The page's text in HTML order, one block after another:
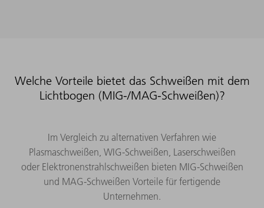
Welche Vorteile bietet das Schweißen mit dem
Lichtbogen (MIG-/MAG-Schweißen)?
Im Vergleich zu alternativen Verfahren wie
Plasmaschweißen, WIG-Schweißen, Laserschweißen
oder Elektronenstrahlschweißen bieten MIG-Schweißen
und MAG-Schweißen Vorteile für fertigende
Unternehmen.